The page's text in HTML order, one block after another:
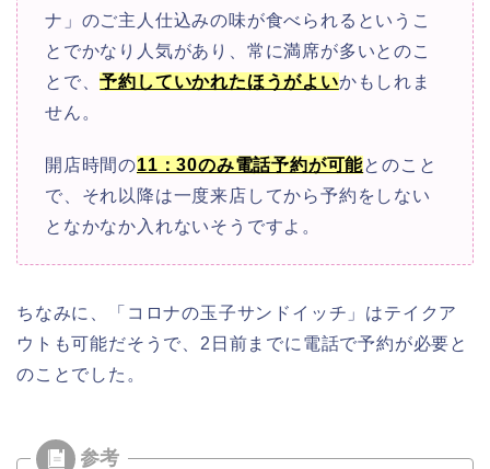
ナ」のご主人仕込みの味が食べられるというこ
とでかなり人気があり、 常に満席が多いとのこ
とで、予約していかれたほうがよいかもしれま
せん。
開店時間の11：30のみ電話予約が可能とのこと
で、それ以降は一度来店してから予約をしない
と なかなか入れないそうですよ。
ちなみに、「コロナの玉子サンドイッチ」はテイクア
ウトも可能だそうで、 2日前までに電話で予約が必要と
のことでした。